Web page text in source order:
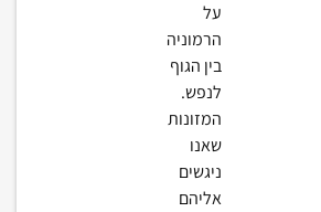
על
הרמוניה
בין הגוף
לנפש.
המזונות
שאנו
ניגשים
אליהם